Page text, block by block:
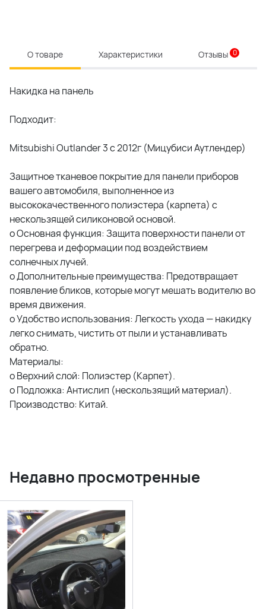
О товаре Характеристики Отзывы 0
Накидка на панель
Подходит:
Mitsubishi Outlander 3 с 2012г (Мицубиси Аутлендер)
Защитное тканевое покрытие для панели приборов
вашего автомобиля, выполненное из
высококачественного полиэстера (карпета) с
нескользящей силиконовой основой.
o Основная функция: Защита поверхности панели от
перегрева и деформации под воздействием
солнечных лучей.
o Дополнительные преимущества: Предотвращает
появление бликов, которые могут мешать водителю во
время движения.
o Удобство использования: Легкость ухода — накидку
легко снимать, чистить от пыли и устанавливать
обратно.
Материалы:
o Верхний слой: Полиэстер (Карпет).
o Подложка: Антислип (нескользящий материал).
Производство: Китай.
Недавно просмотренные